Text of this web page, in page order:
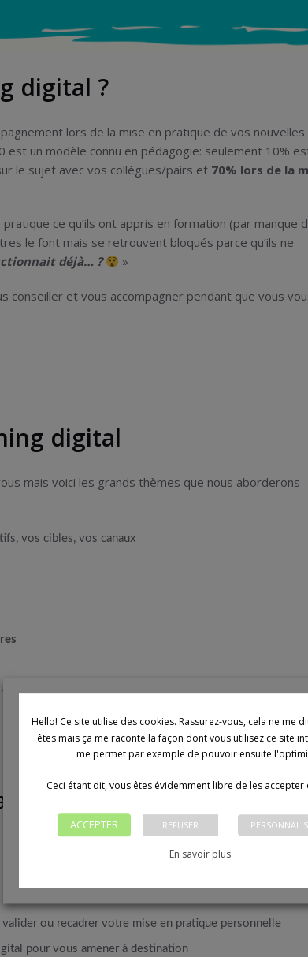
digital ?
lors de la mise en pratique de vos nouvelles
est un modèle connu en pédagogie: seulement 10%
le sujet avec vos collègues/pairs et 70% lors de la
ce qu’ils ont appris en formation (par manque
le font mais se retrouvent bloqués parce qu’ils ne
déjà… ? »
conseiller et vous accompagner pendant que vous
digital
mais voici les grands thèmes que nous aborderons
vos cibles, vos canaux
calendrier éditorial
concrètement
ou recadrer votre mise en pratique personnelle
pour vous amener à destination
Hello! Ce site utilise des cookies. Rassurez-vous, cela ne me
êtes mais ça me raconte la façon dont vous utilisez ce site
me permet par exemple de pouvoir ensuite
Ceci étant dit, vous êtes évidemment libre de les accepter
ACCEPTER REFUSER
En savoir plus